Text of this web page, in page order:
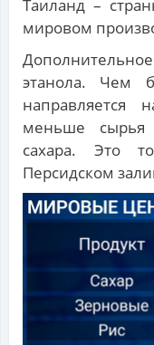
Таиланд –
мировом
этанола. Чем
направляется
меньше сырья
сахара. Это
Персидском